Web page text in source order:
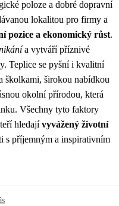
poloze a dobré dopravní
lokalitou pro firmy a
pozice a ekonomický růst.
a vytváří příznivé
Teplice se pyšní i kvalitní
školkami, širokou nabídkou
okolní přírodou, která
Všechny tyto faktory
hledajívyvážený životní
s příjemným a inspirativním